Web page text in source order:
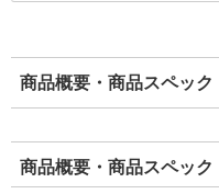
商品概要・商品スペック
商品概要・商品スペック